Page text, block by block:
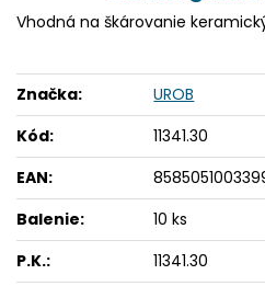
Vhodná na škárovanie
Značka:
UROB
Kód:
11341.30
EAN:
Balenie:
10 ks
P.K.:
11341.30